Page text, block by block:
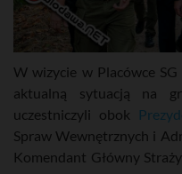
W wizycie w Placówce
aktualną sytuacją na
uczestniczyli obok
Spraw Wewnętrznych i
Komendant Główny